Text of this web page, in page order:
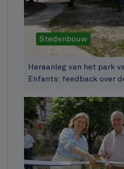
Stedenbouw
Heraanleg van het park
Enfants: feedback over